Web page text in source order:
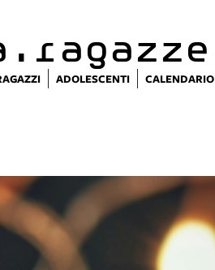
e
ADOLESCENTI CALENDARIO